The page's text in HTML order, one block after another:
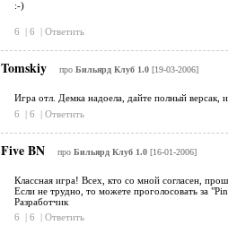
:-)
6 | 6 | Ответить
Tomskiy про Бильярд Клуб 1.0[19-03-2006]
Игра отл. Демка надоела, дайте полный версак,
6
| 6 | Ответить
Five BN про Бильярд Клуб 1.0[16-01-2006]
Классная игра! Всех, кто со мной согласен,
Если не трудно, то можете проголосовать за
Разработчик
6
| 6 | Ответить